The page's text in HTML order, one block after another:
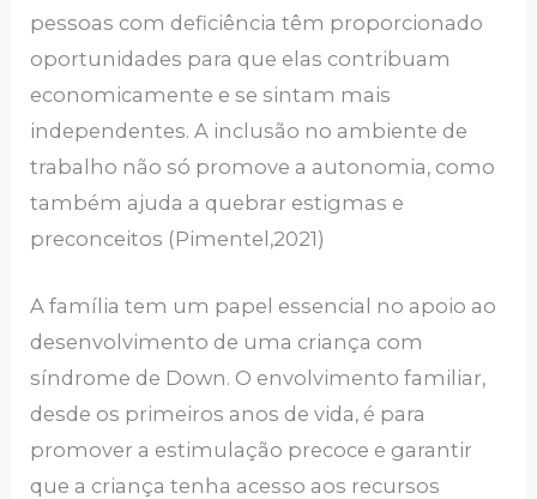
pessoas com deficiência têm proporcionado
oportunidades para que elas contribuam
economicamente e se sintam mais
independentes. A inclusão no ambiente de
trabalho não só promove a autonomia, como
também ajuda a quebrar estigmas e
preconceitos (Pimentel,2021)
A família tem um papel essencial no apoio ao
desenvolvimento de uma criança com
síndrome de Down. O envolvimento familiar,
desde os primeiros anos de vida, é para
promover a estimulação precoce e garantir
que a criança tenha acesso aos recursos